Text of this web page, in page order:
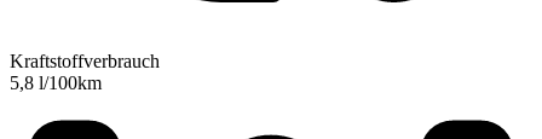
Kraftstoffverbrauch
5,8 l/100km